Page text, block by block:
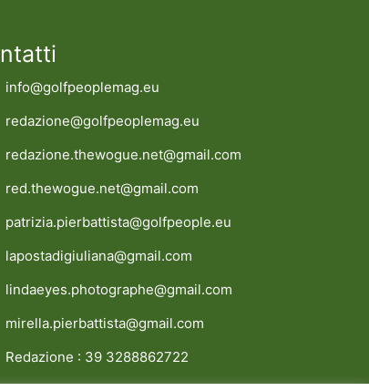
info@golfpeoplemag.eu
redazione@golfpeoplemag.eu
redazione.thewogue.net@gmail.com
red.thewogue.net@gmail.com
patrizia.pierbattista@golfpeople.eu
lapostadigiuliana@gmail.com
lindaeyes.photographe@gmail.com
mirella.pierbattista@gmail.com
Redazione : 39 3288862722